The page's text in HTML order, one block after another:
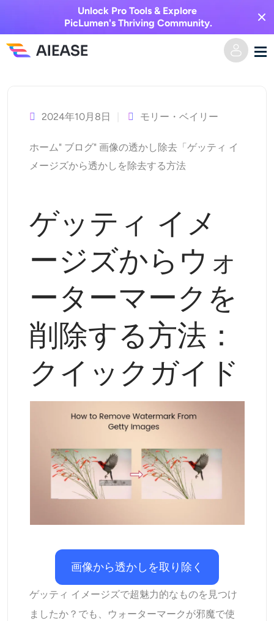
Unlock Pro Tools & Explore
PicLumen's Thriving Community.
AI動画
テキストからビデオへ
ビデオエフェクト
AIキスジェネレーター
AIハグジェネレーター
AIダンスジェネレーター
サポートされている AI モデル
Seedance 2.0 Kling 2.6 Motion Control
Sora 2.0 Kling 2.6 Pro Kling 2.1 Master Hailuo 2.3
動画エフェクト
画像から画像へ
テキストから画像へ
Seedream 5.0 Pro Nano Banana Pro Seedream 4.5
ナノバナナ
AIツール
写真編集＆クリエイター
フォトエンハンサー
オブジェクトリムーバー
透かしリムーバー
写真の復元
AIエクステンダー
AIリプレイサー
AIスタイル画像ジェネレーター
プライシング
2024年10月8日 モリー・ベイリー
ホーム" ブログ" 画像の透かし除去 「ゲッティ イ
メージズから透かしを除去する方法
ゲッティ イメ
ージズからウォ
ーターマークを
削除する方法：
クイックガイド
画像から透かしを取り除く
ゲッティ イメージズで超魅力的なものを見つけ
ましたか？でも、ウォーターマークが邪魔で使